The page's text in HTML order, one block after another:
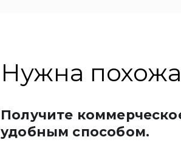
Нужна
Получите
удобным способом.